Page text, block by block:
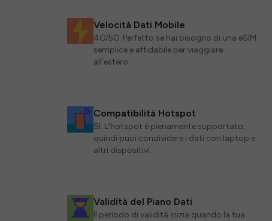
Velocità Dati Mobile
4G/5G. Perfetto se hai bisogno di una eSIM
semplice e affidabile per viaggiare
all'estero.
Compatibilità Hotspot
Sì. L'hotspot è pienamente supportato,
quindi puoi condividere i dati con laptop e
altri dispositivi.
Validità del Piano Dati
Il periodo di validità inizia quando la tua